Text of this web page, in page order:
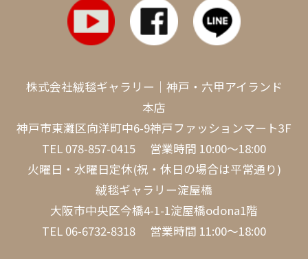
株式会社絨毯ギャラリー｜神戸・六甲アイランド
本店
神戸市東灘区向洋町中6-9神戸ファッションマート3F
TEL 078-857-0415 営業時間 10:00～18:00
火曜日・水曜日定休(祝・休日の場合は平常通り)
絨毯ギャラリー淀屋橋
大阪市中央区今橋4-1-1淀屋橋odona1階
TEL 06-6732-8318 営業時間 11:00～18:00